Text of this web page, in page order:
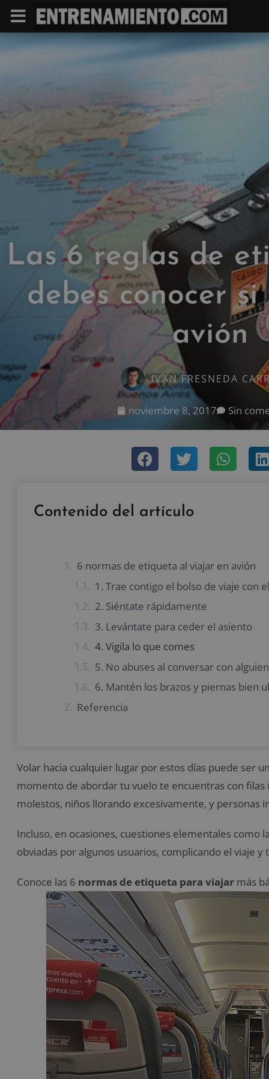
Las 6 reglas de
debes conocer
avión
IVAN FRESNEDA
noviembre 8, 2017 Sin
Contenido del artículo
6 normas de etiqueta al viajar en avión
1. Trae contigo el bolso de viaje con
2. Siéntate rápidamente
3. Levántate para ceder el asiento
4. Vigila lo que comes
5. No abuses al conversar con alguien
6. Mantén los brazos y piernas bien
Referencia
Volar hacia cualquier lugar por estos días puede ser
momento de abordar tu vuelo te encuentras con
molestos, niños llorando excesivamente, y personas
Incluso, en ocasiones, cuestiones elementales como
obviadas por algunos usuarios, complicando el viaje
Conoce las 6 normas de etiqueta para viajar más